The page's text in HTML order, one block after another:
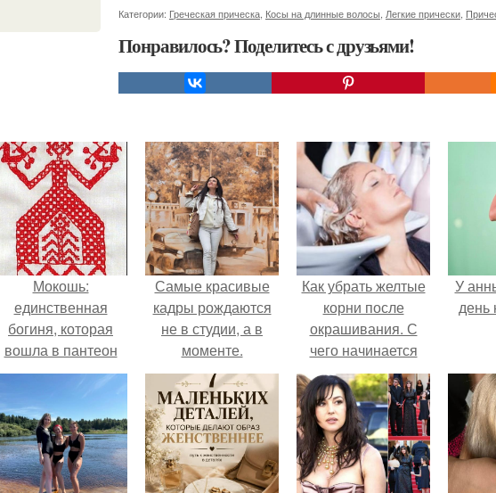
Категории: Греческая прическа Косы на длинные волосы Легкие прически
Понравилось? Поделитесь с друзьями!
Мокошь:
единственная
богиня, которая
вошла в пантеон
князя Владимира.
Самые красивые
кадры рождаются
не в студии, а в
моменте.
Как убрать желтые
корни после
окрашивания. С
чего начинается
желтизна
У
день